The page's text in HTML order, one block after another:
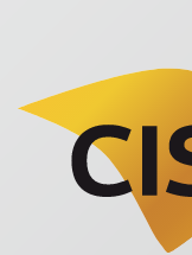
записи
пользователя